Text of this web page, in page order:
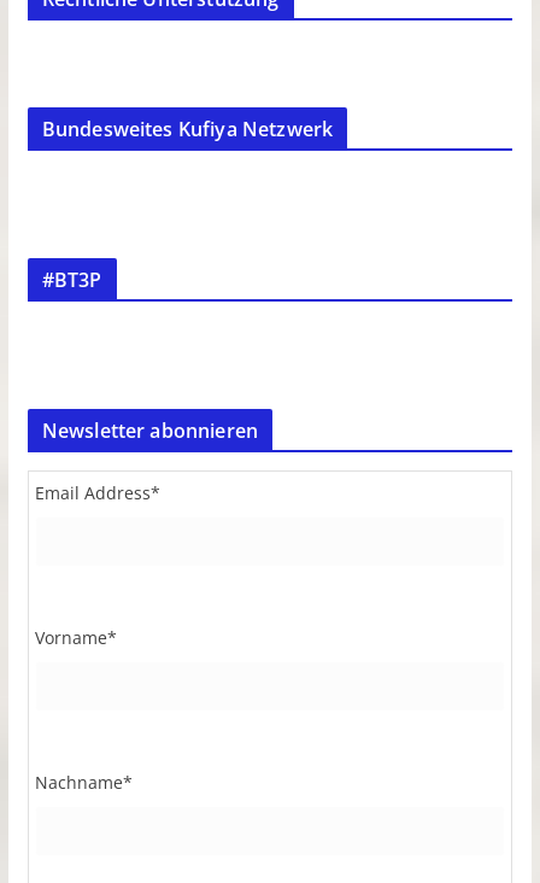
Bundesweites Kufiya Netzwerk
#BT3P
Newsletter abonnieren
Email Address*
Vorname*
Nachname*